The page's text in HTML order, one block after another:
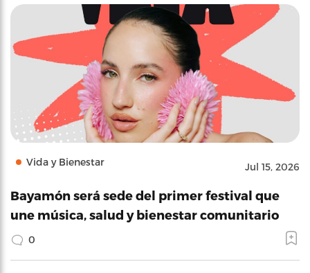
Vida y Bienestar Jul 15, 2026
Bayamón será sede del primer festival que
une música, salud y bienestar comunitario
0